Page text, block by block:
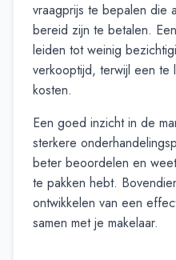
vraagprijs te bepalen die
bereid zijn te betalen.
leiden tot weinig
verkooptijd, terwijl een te
kosten.
Een goed inzicht in de
sterkere
beter beoordelen en
te pakken hebt.
ontwikkelen van een
samen met je makelaar.